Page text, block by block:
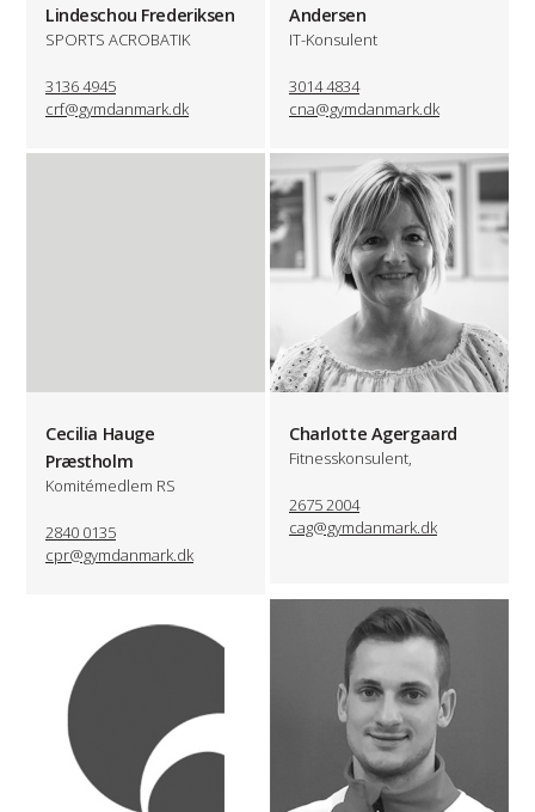
Lindeschou Frederiksen
SPORTS ACROBATIK
3136 4945
crf@gymdanmark.dk
Andersen
IT-Konsulent
3014 4834
cna@gymdanmark.dk
Cecilia Hauge
Præstholm
Komitémedlem RS
2840 0135
cpr@gymdanmark.dk
Charlotte Agergaard
Fitnesskonsulent,
2675 2004
cag@gymdanmark.dk